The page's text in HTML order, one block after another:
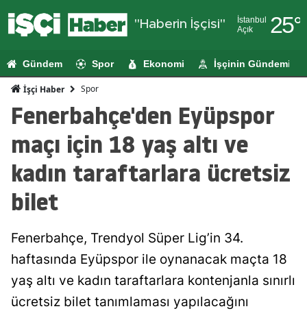
"Haberin İşçisi"
İstanbul
Açık
25°
Adıyaman
Ağrı
Ankara
Aydın
Gündem Spor Ekonomi İşçinin Gündemi
İşçi Haber Spor
Fenerbahçe'den Eyüpspor
maçı için 18 yaş altı ve
kadın taraftarlara ücretsiz
bilet
Fenerbahçe, Trendyol Süper Lig’in 34.
haftasında Eyüpspor ile oynanacak maçta 18
yaş altı ve kadın taraftarlara kontenjanla sınırlı
ücretsiz bilet tanımlaması yapılacağını